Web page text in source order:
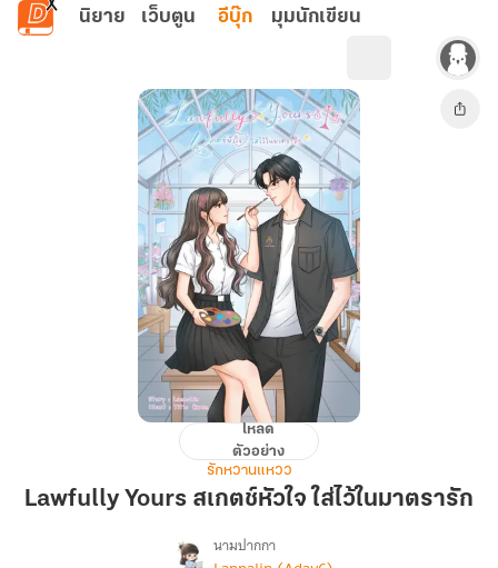
ข้ามไปยังเนื้อหาหลัก
นิยาย เว็บตูน อีบุ๊ก มุมนักเขียน
Lawfully
สเกต
โหลด
ตัวอย่าง
รักหวานแหวว
Lawfully Yours สเกตช์หัวใจ ใส่ไว้ในมาตรารัก
นามปากกา